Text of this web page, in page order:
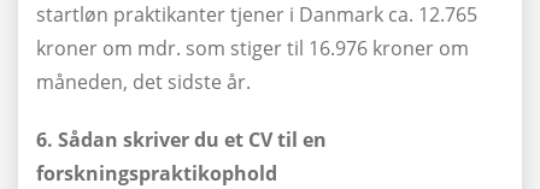
startløn praktikanter tjener i Danmark ca. 12.765
kroner om mdr. som stiger til 16.976 kroner om
måneden, det sidste år.
6. Sådan skriver du et CV til en
forskningspraktikophold